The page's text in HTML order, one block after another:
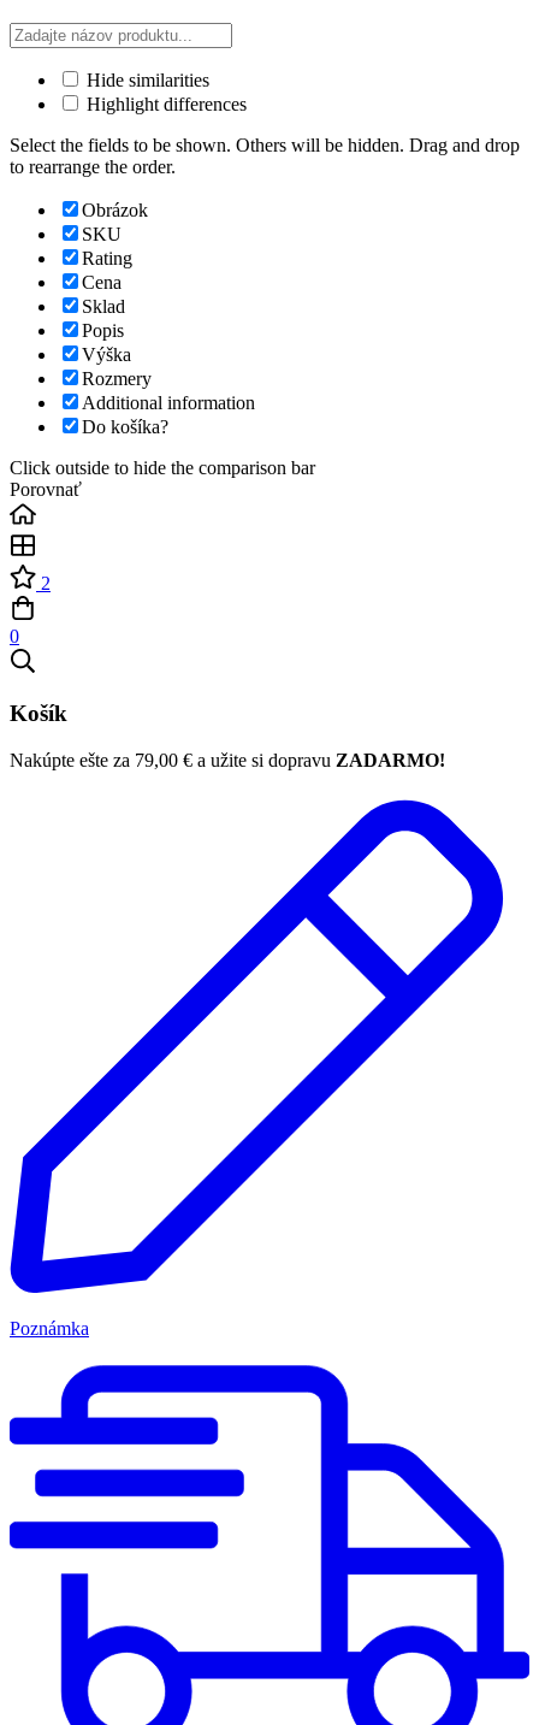
Hide similarities
Highlight differences
Select the fields to be shown. Others will be hidden. Drag and drop
to rearrange the order.
Obrázok
SKU
Rating
Cena
Sklad
Popis
Výška
Rozmery
Additional information
Do košíka?
Click outside to hide the comparison bar
Porovnať
2
0
Košík
Nakúpte ešte za 79,00 € a užite si dopravu ZADARMO!
Poznámka